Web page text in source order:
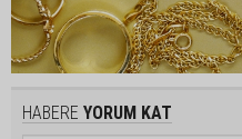
HABERE YORUM KAT